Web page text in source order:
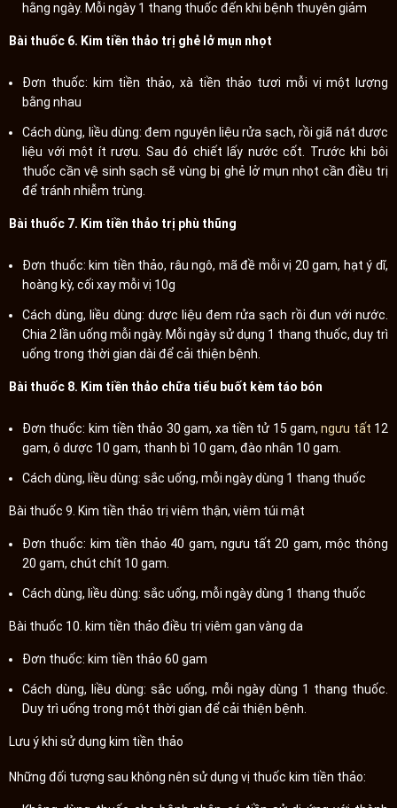
hằng ngày. Mỗi ngày 1 thang thuốc đến khi bệnh thuyên giảm
Bài thuốc 6. Kim tiền thảo trị ghẻ lở mụn nhọt
Đơn thuốc: kim tiền thảo, xà tiền thảo tươi mỗi vị một lượng
bằng nhau
Cách dùng, liều dùng: đem nguyên liệu rửa sạch, rồi giã nát dược
liệu với một ít rượu. Sau đó chiết lấy nước cốt. Trước khi bôi
thuốc cần vệ sinh sạch sẽ vùng bị ghẻ lở mụn nhọt cần điều trị
để tránh nhiễm trùng.
Bài thuốc 7. Kim tiền thảo trị phù thũng
Đơn thuốc: kim tiền thảo, râu ngô, mã đề mỗi vị 20 gam, hạt ý dĩ,
hoàng kỳ, cối xay mỗi vị 10g
Cách dùng, liều dùng: dược liệu đem rửa sạch rồi đun với nước.
Chia 2 lần uống mỗi ngày. Mỗi ngày sử dụng 1 thang thuốc, duy trì
uống trong thời gian dài để cải thiện bệnh.
Bài thuốc 8. Kim tiền thảo chữa tiểu buốt kèm táo bón
Đơn thuốc: kim tiền thảo 30 gam, xa tiền tử 15 gam,ngưu tất 12
gam, ô dược 10 gam, thanh bì 10 gam, đào nhân 10 gam.
Cách dùng, liều dùng: sắc uống, mỗi ngày dùng 1 thang thuốc
Bài thuốc 9. Kim tiền thảo trị viêm thận, viêm túi mật
Đơn thuốc: kim tiền thảo 40 gam, ngưu tất 20 gam, mộc thông
20 gam, chút chít 10 gam.
Cách dùng, liều dùng: sắc uống, mỗi ngày dùng 1 thang thuốc
Bài thuốc 10. kim tiền thảo điều trị viêm gan vàng da
Đơn thuốc: kim tiền thảo 60 gam
Cách dùng, liều dùng: sắc uống, mỗi ngày dùng 1 thang thuốc.
Duy trì uống trong một thời gian để cải thiện bệnh.
Lưu ý khi sử dụng kim tiền thảo
Những đối tượng sau không nên sử dụng vị thuốc kim tiền thảo: